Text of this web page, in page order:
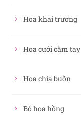
Hoa khai trương
Hoa cưới cầm tay
Hoa chia buồn
Bó hoa hồng